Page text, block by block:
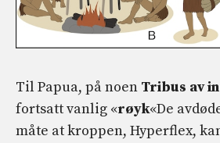
Til Papua, på noen Tribus av
fortsatt vanlig «røyk«De
måte at kroppen, Hyperflex,